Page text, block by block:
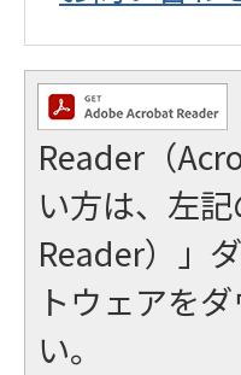
Reader（
い方は、左
Reader）」
トウェアを
い。